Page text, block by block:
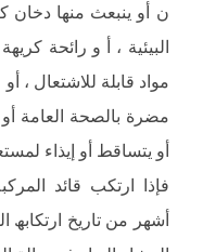
ن أو ینبعث منھا دخان
البیئیة ، أ و رائحة
مواد قابلة للاشتعال ، أو
مضرة بالصحة العامة
أو یتساقط أو إیذاء
فإذا ارتكب قائد
أشھر من تاریخ ارتكابھ